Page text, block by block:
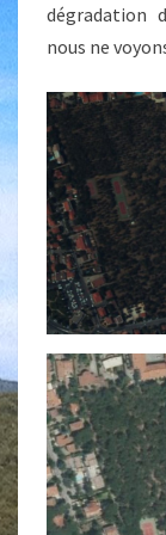
dégradation
nous ne